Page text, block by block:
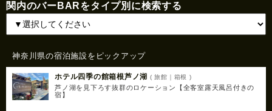
関内のバーBARをタイプ別に検索する
神奈川県の宿泊施設をピックアップ
ホテル四季の館箱根芦ノ湖 ( 旅館｜箱根 )
芦ノ湖を見下ろす抜群のロケーション【全客室露天風呂付きの
宿】